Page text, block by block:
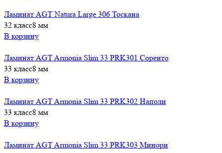
Ламинат AGT Natura Large 306 Тоскана
32 класс8 мм
В корзину
Ламинат AGT Armonia Slim 33 PRK301 Соренто
33 класс8 мм
В корзину
Ламинат AGT Armonia Slim 33 PRK302 Наполи
33 класс8 мм
В корзину
Ламинат AGT Armonia Slim 33 PRK303 Минори